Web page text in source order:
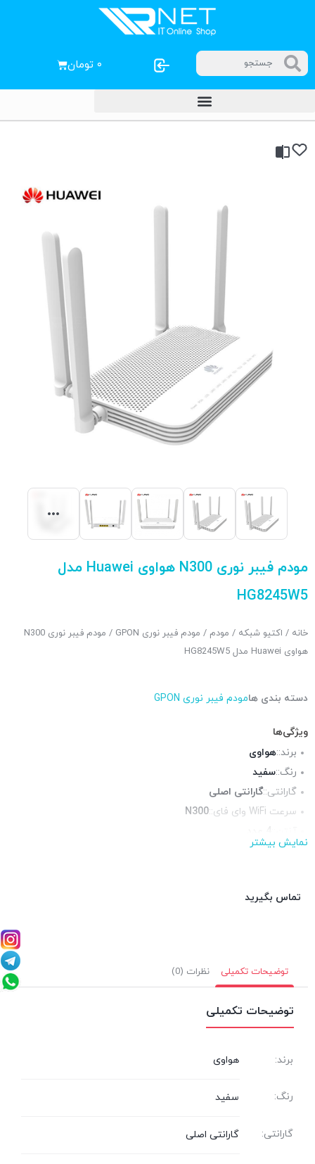
۰ تومان
مودم فیبر نوری N300 هواوی Huawei مدل
HG8245W5
خانه / اکتیو شبکه / مودم / مودم فیبر نوری GPON
/ مودم فیبر نوری N300
هواوی Huawei مدل HG8245W5
دسته بندی هامودم فیبر نوری GPON
ویژگی‌ها
برند::هواوی
رنگ::سفید
گارانتی::گارانتی اصلی
سرعت WiFi وای فای::
N300
4 عدد
فرکانس::
پورت شبکه::
نمایش بیشتر
تماس بگیرید
توضیحات تکمیلی نظرات (0)
توضیحات تکمیلی
برند: هواوی
رنگ: سفید
گارانتی: گارانتی اصلی